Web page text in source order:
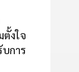
งใจ
การ